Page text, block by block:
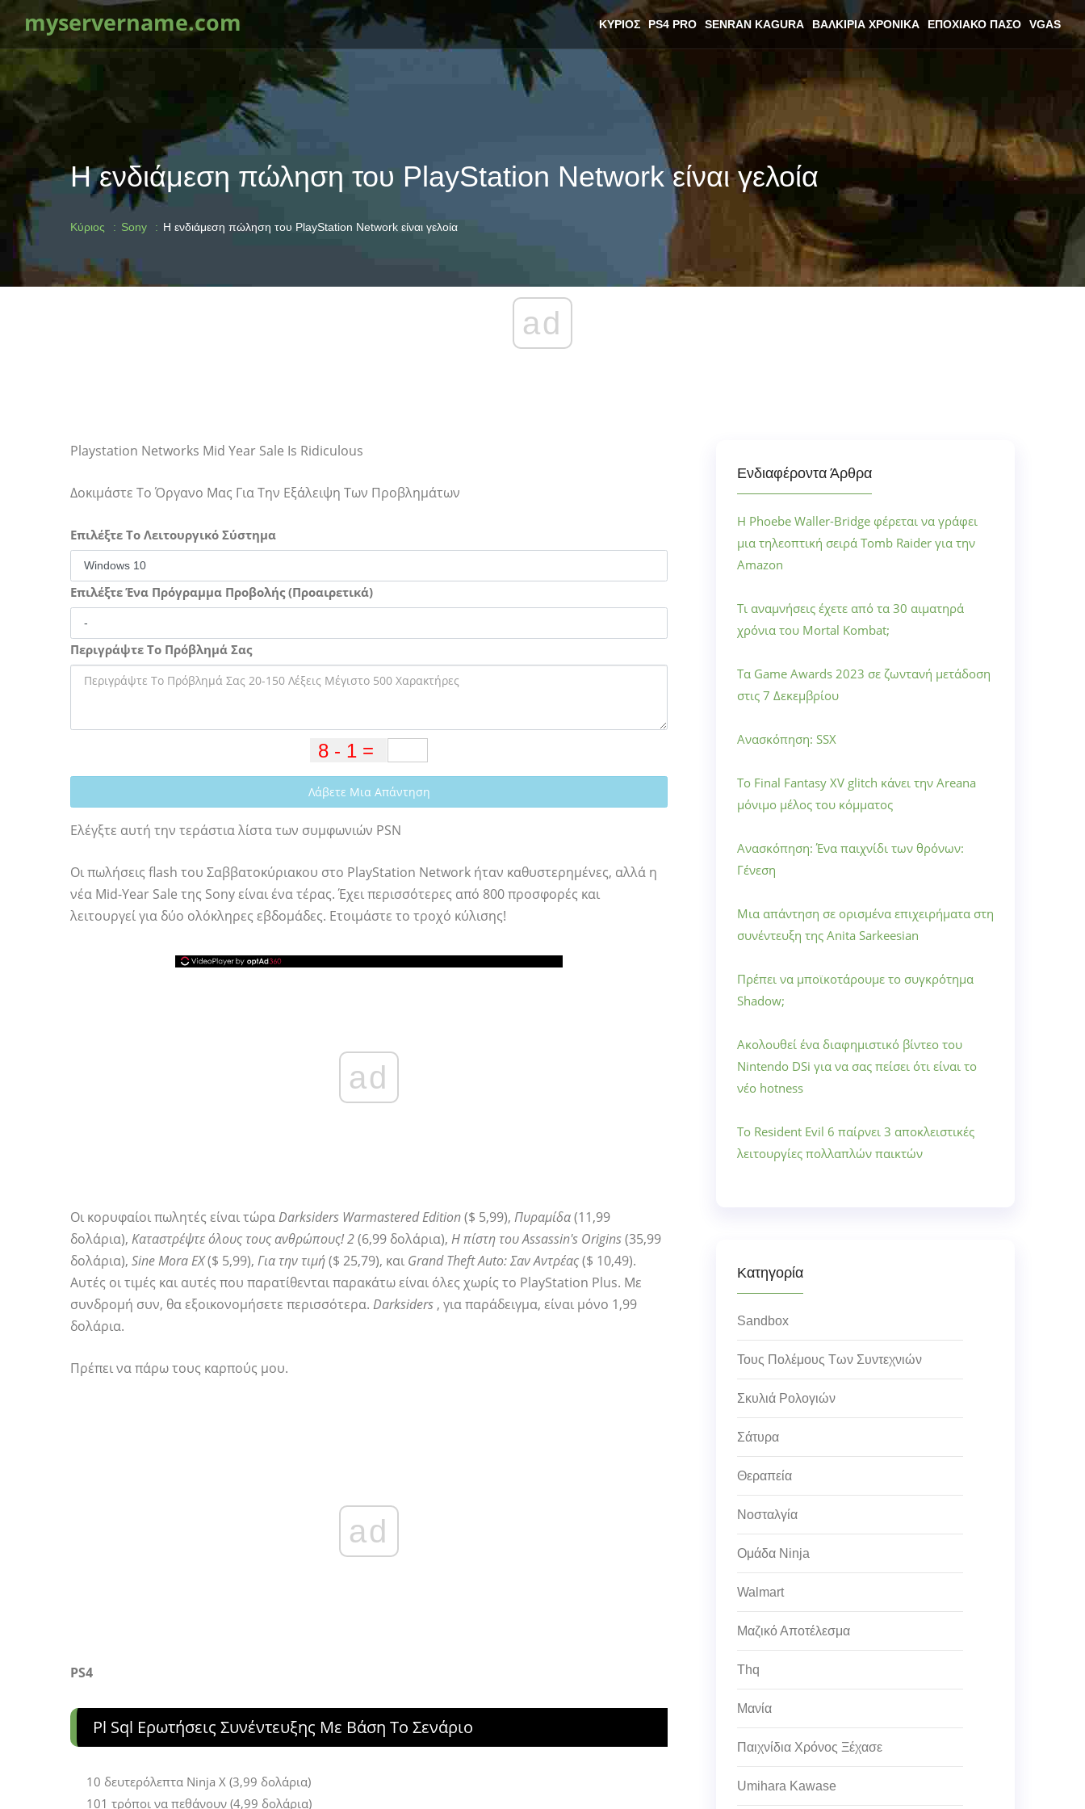
myservername.com ΚΎΡΙΟΣ PS4 PRO SENRAN KAGURA ΒΑΛΚΊΡΙΑ ΧΡΟΝΙΚΆ ΕΠΟΧΙΑΚΌ ΠΆΣΟ VGAS
Η ενδιάμεση πώληση του PlayStation Network είναι γελοία
Κύριος Sony Η ενδιάμεση πώληση του PlayStation Network είναι γελοία
ad
Playstation Networks Mid Year Sale Is Ridiculous
Δοκιμάστε Το Όργανο Μας Για Την Εξάλειψη Των Προβλημάτων
Επιλέξτε Το Λειτουργικό Σύστημα
Επιλέξτε Ένα Πρόγραμμα Προβολής (Προαιρετικά)
Περιγράψτε Το Πρόβλημά Σας
Λάβετε Μια Απάντηση
Ελέγξτε αυτή την τεράστια λίστα των συμφωνιών PSN
Οι πωλήσεις flash του Σαββατοκύριακου στο PlayStation Network ήταν καθυστερημένες, αλλά η
νέα Mid-Year Sale της Sony είναι ένα τέρας. Έχει περισσότερες από 800 προσφορές και
λειτουργεί για δύο ολόκληρες εβδομάδες. Ετοιμάστε το τροχό κύλισης!
ad
Οι κορυφαίοι πωλητές είναι τώραDarksiders Warmastered Edition($ 5,99), Πυραμίδα(11,99
δολάρια), Καταστρέψτε όλους τους ανθρώπους! 2(6,99 δολάρια), Η πίστη του Assassin's Origins(35,99
δολάρια), Sine Mora EX($ 5,99), Για την τιμή($ 25,79), και Grand Theft Auto: Σαν Αντρέας($ 10,49).
Αυτές οι τιμές και αυτές που παρατίθενται παρακάτω είναι όλες χωρίς το PlayStation Plus. Με
συνδρομή συν, θα εξοικονομήσετε περισσότερα. Darksiders , για παράδειγμα, είναι μόνο 1,99
δολάρια.
Πρέπει να πάρω τους καρπούς μου.
ad
PS4
Pl Sql Ερωτήσεις Συνέντευξης Με Βάση Το Σενάριο
10 δευτερόλεπτα Ninja X (3,99 δολάρια)
101 τρόποι να πεθάνουν (4,99 δολάρια)
Ενδιαφέροντα Άρθρα
Η Phoebe Waller-Bridge φέρεται να γράφει
μια τηλεοπτική σειρά Tomb Raider για την
Amazon
Τι αναμνήσεις έχετε από τα 30 αιματηρά
χρόνια του Mortal Kombat;
Τα Game Awards 2023 σε ζωντανή μετάδοση
στις 7 Δεκεμβρίου
Ανασκόπηση: SSX
Το Final Fantasy XV glitch κάνει την Areana
μόνιμο μέλος του κόμματος
Ανασκόπηση: Ένα παιχνίδι των θρόνων:
Γένεση
Μια απάντηση σε ορισμένα επιχειρήματα στη
συνέντευξη της Anita Sarkeesian
Πρέπει να μποϊκοτάρουμε το συγκρότημα
Shadow;
Ακολουθεί ένα διαφημιστικό βίντεο του
Nintendo DSi για να σας πείσει ότι είναι το
νέο hotness
Το Resident Evil 6 παίρνει 3 αποκλειστικές
λειτουργίες πολλαπλών παικτών
Κατηγορία
Sandbox
Τους Πολέμους Των Συντεχνιών
Σκυλιά Ρολογιών
Σάτυρα
Θεραπεία
Νοσταλγία
Ομάδα Ninja
Walmart
Μαζικό Αποτέλεσμα
Thq
Μανία
Παιχνίδια Χρόνος Ξέχασε
Umihara Kawase